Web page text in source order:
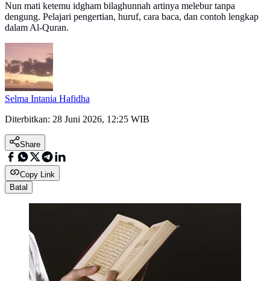
Nun mati ketemu idgham bilaghunnah artinya melebur tanpa
dengung. Pelajari pengertian, huruf, cara baca, dan contoh lengkap
dalam Al-Quran.
Selma Intania Hafidha
Diterbitkan: 28 Juni 2026, 12:25 WIB
Share
Copy Link
Batal